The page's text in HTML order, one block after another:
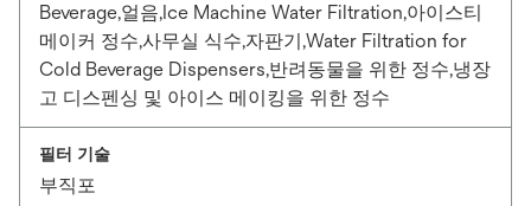
Beverage,얼음,Ice Machine Water Filtration,아이스티
메이커 정수,사무실 식수,자판기,Water Filtration for
Cold Beverage Dispensers,반려동물을 위한 정수,냉장
고 디스펜싱 및 아이스 메이킹을 위한 정수
필터 기술
부직포